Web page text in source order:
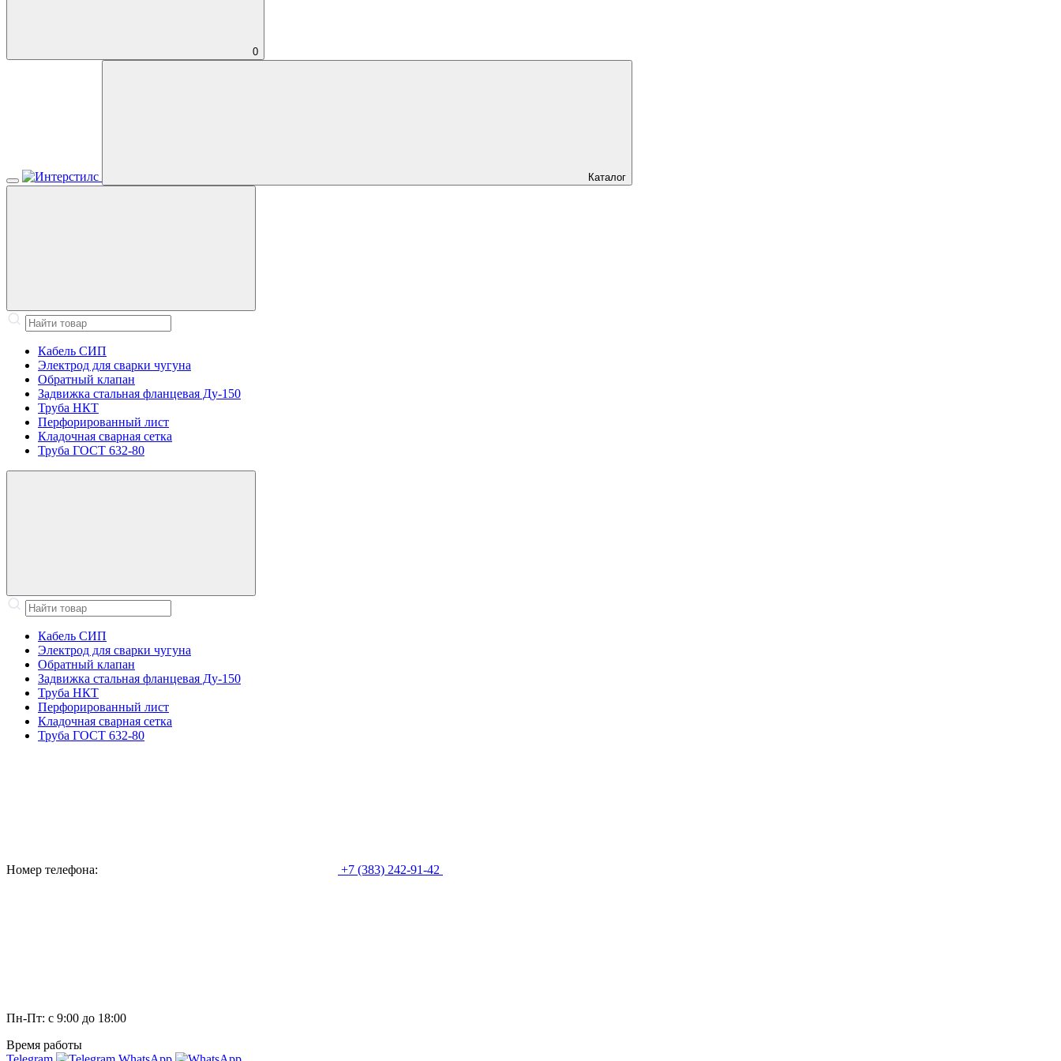
0
Каталог
Кабель СИП
Электрод для сварки чугуна
Обратный клапан
Задвижка стальная фланцевая Ду-150
Труба НКТ
Перфорированный лист
Кладочная сварная сетка
Труба ГОСТ 632-80
Кабель СИП
Электрод для сварки чугуна
Обратный клапан
Задвижка стальная фланцевая Ду-150
Труба НКТ
Перфорированный лист
Кладочная сварная сетка
Труба ГОСТ 632-80
Номер телефона: +7 (383) 242-91-42
Пн-Пт: с 9:00 до 18:00
Время работы